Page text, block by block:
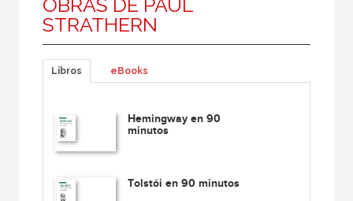
OBRAS DE PAUL
STRATHERN
Libros eBooks
Hemingway en 90
minutos
Tolstói en 90 minutos